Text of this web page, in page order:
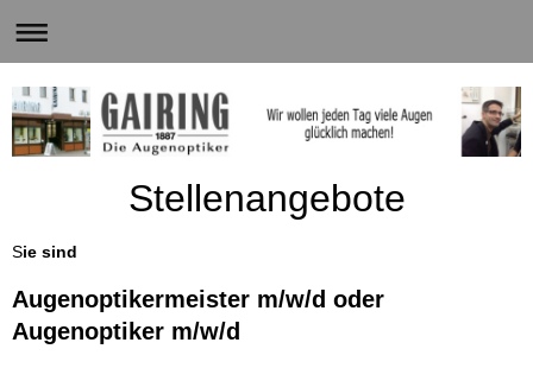
Stellenangebote
Sie sind
Augenoptikermeister m/w/d oder
Augenoptiker m/w/d